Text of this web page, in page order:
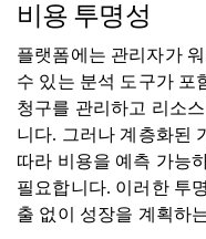
비용 투명성
플랫폼에는 관리자가
수 있는 분석 도구가 포
청구를 관리하고 리소
니다. 그러나 계층화된
따라 비용을 예측 가능
필요합니다. 이러한 투
출 없이 성장을 계획하